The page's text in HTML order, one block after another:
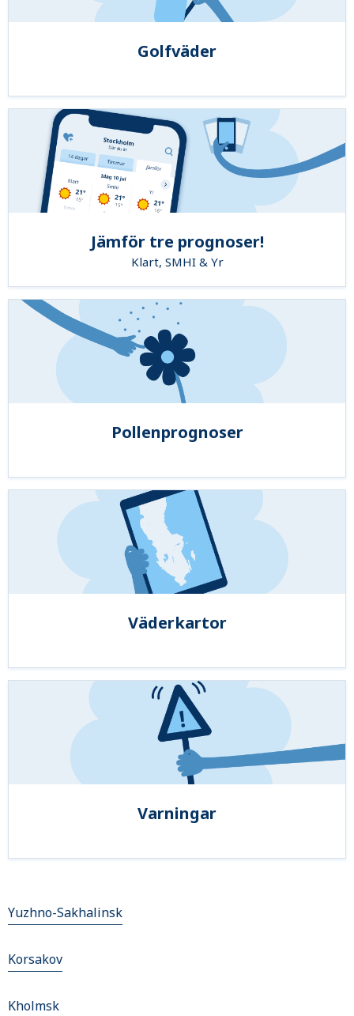
Golfväder
Jämför tre prognoser!
Klart, SMHI & Yr
Pollenprognoser
Väderkartor
Varningar
Yuzhno-Sakhalinsk
Korsakov
Kholmsk